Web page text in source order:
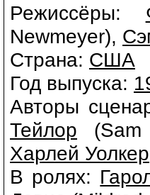
Режиссёры:
Newmeyer),
Страна: США
Год выпуска:
Авторы
Тейлор
Харлей Уолкер
В ролях: